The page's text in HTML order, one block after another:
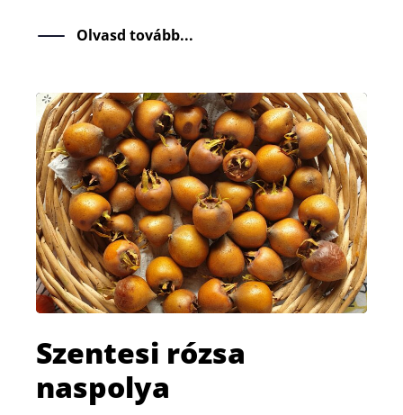
Olvasd tovább...
Szentesi rózsa
naspolya